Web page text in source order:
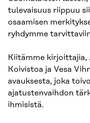
tulevaisuus riippuu
osaamisen
ryhdymme
Kiitämme kirjoittajia,
Koivistoa ja Vesa
avauksesta, joka
ajatustenvaihdon
ihmisistä.